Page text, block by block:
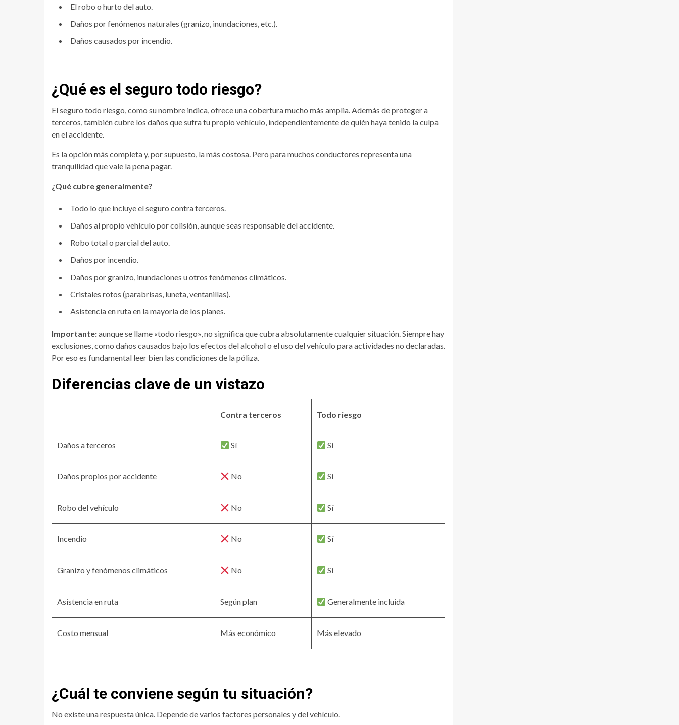
El robo o hurto del auto.
Daños por fenómenos naturales (granizo, inundaciones, etc.).
Daños causados por incendio.
¿Qué es el seguro todo riesgo?
El seguro todo riesgo, como su nombre indica, ofrece una cobertura mucho más amplia. Además de proteger a
terceros, también cubre los daños que sufra tu propio vehículo, independientemente de quién haya tenido la culpa
en el accidente.
Es la opción más completa y, por supuesto, la más costosa. Pero para muchos conductores representa una
tranquilidad que vale la pena pagar.
¿Qué cubre generalmente?
Todo lo que incluye el seguro contra terceros.
Daños al propio vehículo por colisión, aunque seas responsable del accidente.
Robo total o parcial del auto.
Daños por incendio.
Daños por granizo, inundaciones u otros fenómenos climáticos.
Cristales rotos (parabrisas, luneta, ventanillas).
Asistencia en ruta en la mayoría de los planes.
Importante:aunque se llame «todo riesgo», no significa que cubra absolutamente cualquier situación. Siempre hay
exclusiones, como daños causados bajo los efectos del alcohol o el uso del vehículo para actividades no declaradas.
Por eso es fundamental leer bien las condiciones de la póliza.
Diferencias clave de un vistazo
Contra terceros Todo riesgo
Daños a terceros Sí Sí
Daños propios por accidente No Sí
Robo del vehículo No Sí
Incendio No Sí
Granizo y fenómenos climáticos No Sí
Asistencia en ruta Según plan Generalmente incluida
Costo mensual Más económico Más elevado
¿Cuál te conviene según tu situación?
No existe una respuesta única. Depende de varios factores personales y del vehículo.